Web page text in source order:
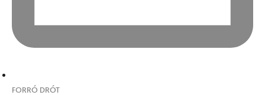
FORRÓ DRÓT